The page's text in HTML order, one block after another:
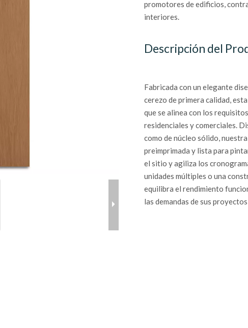
promotores de edificios,
interiores.
Descripción del
Fabricada con un elegante
cerezo de primera calidad,
que se alinea con los
residenciales y comerciales.
como de núcleo sólido, nuestra
preimprimada y lista para
el sitio y agiliza los
unidades múltiples o una
equilibra el rendimiento
las demandas de sus